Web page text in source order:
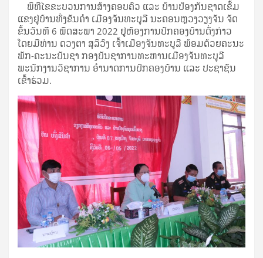
ພິທີ​ໄຂ​ຂະ​ບວນການ​ສ້າງ​ຄອບຄົວ ​ແລະ ບ້ານ​ປ້ອງ​ກັນຊາ​ດ​ເຂັ້ມ​
ແຂງ​ຢູ່ບ້ານທົ່ງຂັນຄໍາ ເມືອງຈັນທະບູລີ ນະຄອນຫຼວງວຽງຈັນ ຈັດ
ຂຶ້ນວັນທີ 6 ພຶດສະພາ 2022 ຢູ່ຫ້ອງການປົກຄອງບ້ານດັ່ງກ່າວ
ໂດຍ​ມີທ່ານ ດວງຕາ ສຸລິວົງ ເຈົ້າເມືອງຈັນທະບູລີ ພ້ອມດ້ວຍ​ຄະນະ​
ພັກ-ຄະນະ​ບັນຊາ ກອງບັນຊາການທະຫານເມືອງຈັນທະບູລີ
ພະນັກງານ​ວິຊາ​ການ ອໍານາດການ​ປົກຄອງ​ບ້ານ ແລະ ​ປະຊາຊົນ
ເຂົ້າ​ຮ່ວມ.